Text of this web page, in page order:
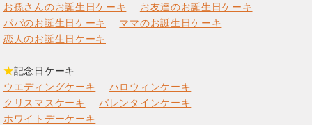
お孫さんのお誕生日ケーキ
お友達のお誕生日ケーキ
パパのお誕生日ケーキ
ママのお誕生日ケーキ
恋人のお誕生日ケーキ
★記念日ケーキ
ウエディングケーキ
ハロウィンケーキ
クリスマスケーキ
バレンタインケーキ
ホワイトデーケーキ